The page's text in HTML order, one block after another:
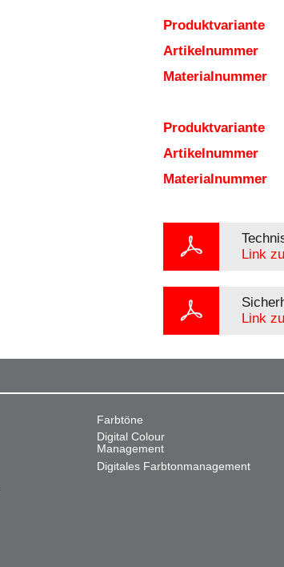
Produktvariante
Artikelnummer
Materialnummer
Produktvariante
Artikelnummer
Materialnummer
Link
Link
Farbtöne
Digital Colour
Management
Digitales Farbtonmanagement